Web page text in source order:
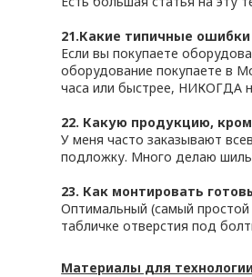
21.Какие типичные
Если вы покупаете
оборудование покупаете в
часа или быстрее, НИКОГДА
22. Какую продукцию,
У меня часто заказывают
подложку. Много делаю
23. Как монтировать
Оптимальный (самый
табличке отверстия под
Материалы для технологии